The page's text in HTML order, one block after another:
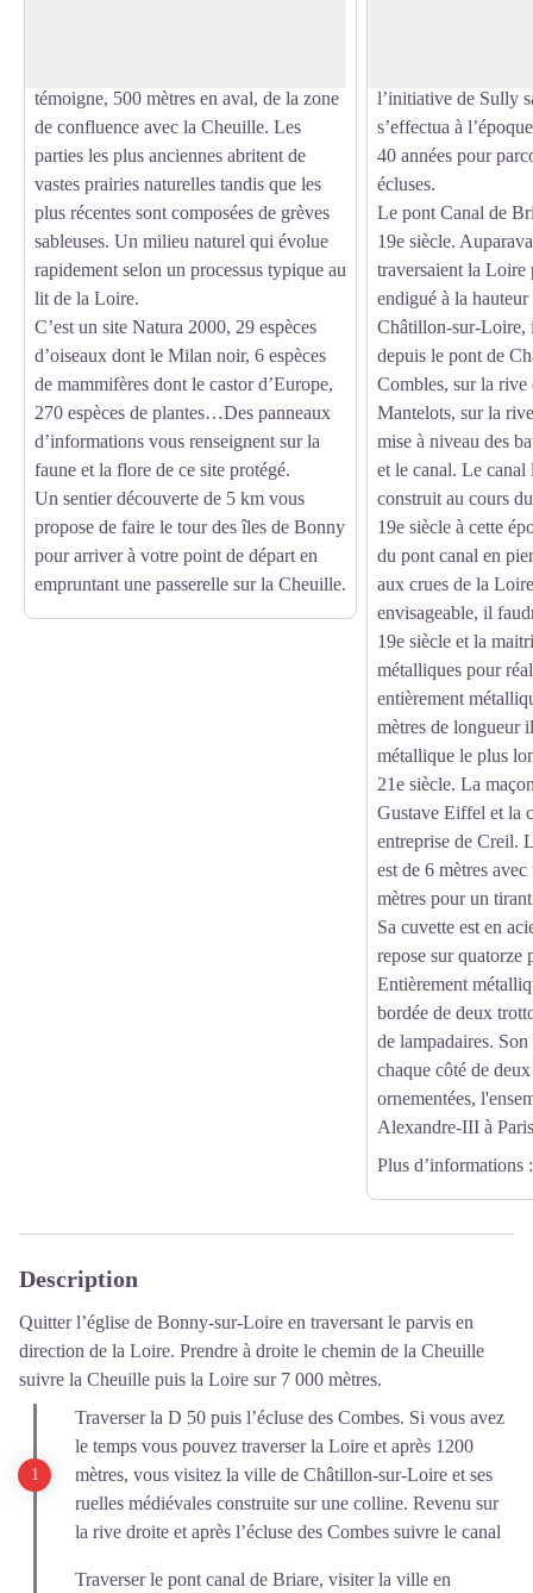
témoigne, 500 mètres en aval, de la zone
de confluence avec la Cheuille. Les
parties les plus anciennes abritent de
vastes prairies naturelles tandis que les
plus récentes sont composées de grèves
sableuses. Un milieu naturel qui évolue
rapidement selon un processus typique au
lit de la Loire.
C’est un site Natura 2000, 29 espèces
d’oiseaux dont le Milan noir, 6 espèces
de mammifères dont le castor d’Europe,
270 espèces de plantes…Des panneaux
d’informations vous renseignent sur la
faune et la flore de ce site protégé.
Un sentier découverte de 5 km vous
propose de faire le tour des îles de Bonny
pour arriver à votre point de départ en
empruntant une passerelle sur la Cheuille.
l’initiative de Sully
s’effectua à
40 années pour
écluses.
Le pont Canal de
19e siècle.
traversaient la Loire
endigué à la
Châtillon-sur-Loire,
depuis le pont de
Combles, sur la rive
Mantelots, sur la
mise à niveau des
et le canal. Le
construit au cours
19e siècle à cette
du pont canal en
aux crues de la
envisageable, il
19e siècle et la
métalliques pour
entièrement
mètres de longueur
métallique le plus
21e siècle. La
Gustave Eiffel et la
entreprise de Creil.
est de 6 mètres
mètres pour un
Sa cuvette est en
repose sur quatorze
Entièrement
bordée de deux
de lampadaires.
chaque côté de
ornementées,
Alexandre-III à
Plus d’informations
Description
Quitter l’église de Bonny-sur-Loire en traversant le parvis en
direction de la Loire. Prendre à droite le chemin de la Cheuille
suivre la Cheuille puis la Loire sur 7 000 mètres.
Traverser la D 50 puis l’écluse des Combes. Si vous avez
le temps vous pouvez traverser la Loire et après 1200
mètres, vous visitez la ville de Châtillon-sur-Loire et ses
ruelles médiévales construite sur une colline. Revenu sur
la rive droite et après l’écluse des Combes suivre le canal
Traverser le pont canal de Briare, visiter la ville en